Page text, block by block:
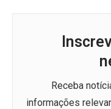
Receba
informações